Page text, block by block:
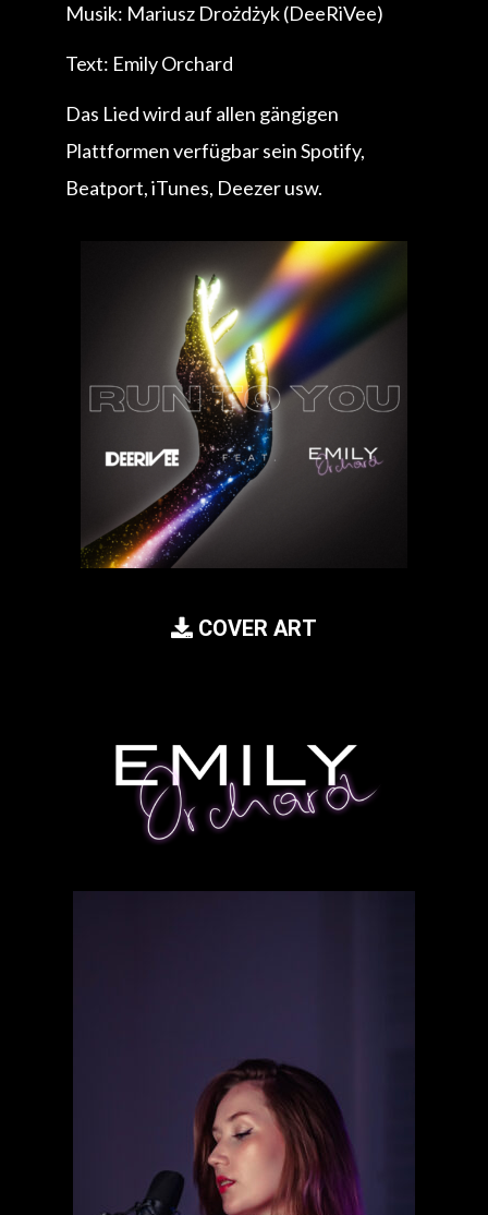
Musik: Mariusz Drożdżyk (DeeRiVee)
Text: Emily Orchard
Das Lied wird auf allen gängigen
Plattformen verfügbar sein Spotify,
Beatport, iTunes, Deezer usw.
COVER ART